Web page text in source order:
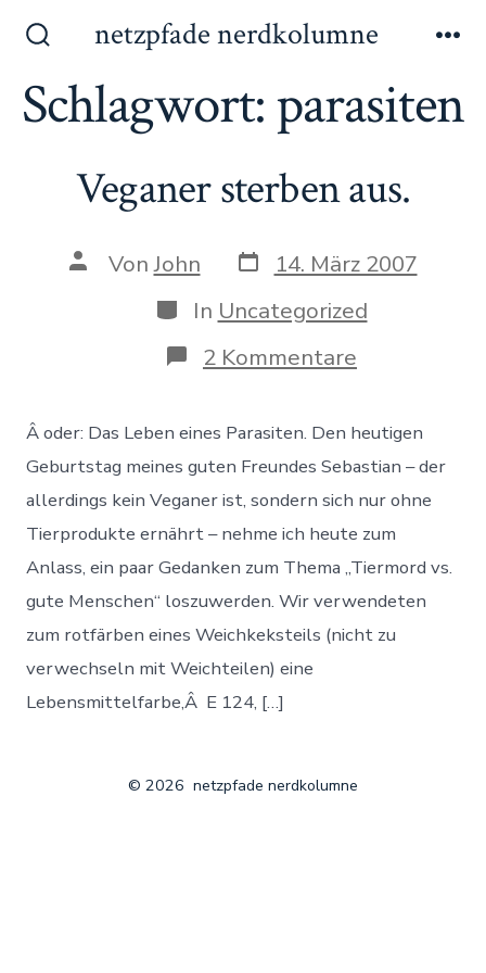
Inhalt
springenein-/ausblenden
netzpfade nerdkolumne
Schlagwort:parasiten
Veganer sterben aus.
AutorVonJohn Datum
des
Beitrags
14. März 2007
Kategorien
In Uncategorized
2 Kommentare
Veganer
aus.
Â oder: Das Leben eines Parasiten. Den heutigen
Geburtstag meines guten Freundes Sebastian – der
allerdings kein Veganer ist, sondern sich nur ohne
Tierprodukte ernährt – nehme ich heute zum
Anlass, ein paar Gedanken zum Thema „Tiermord vs.
gute Menschen“ loszuwerden. Wir verwendeten
zum rotfärben eines Weichkeksteils (nicht zu
verwechseln mit Weichteilen) eine
Lebensmittelfarbe,Â E 124, […]
© 2026 netzpfade nerdkolumne